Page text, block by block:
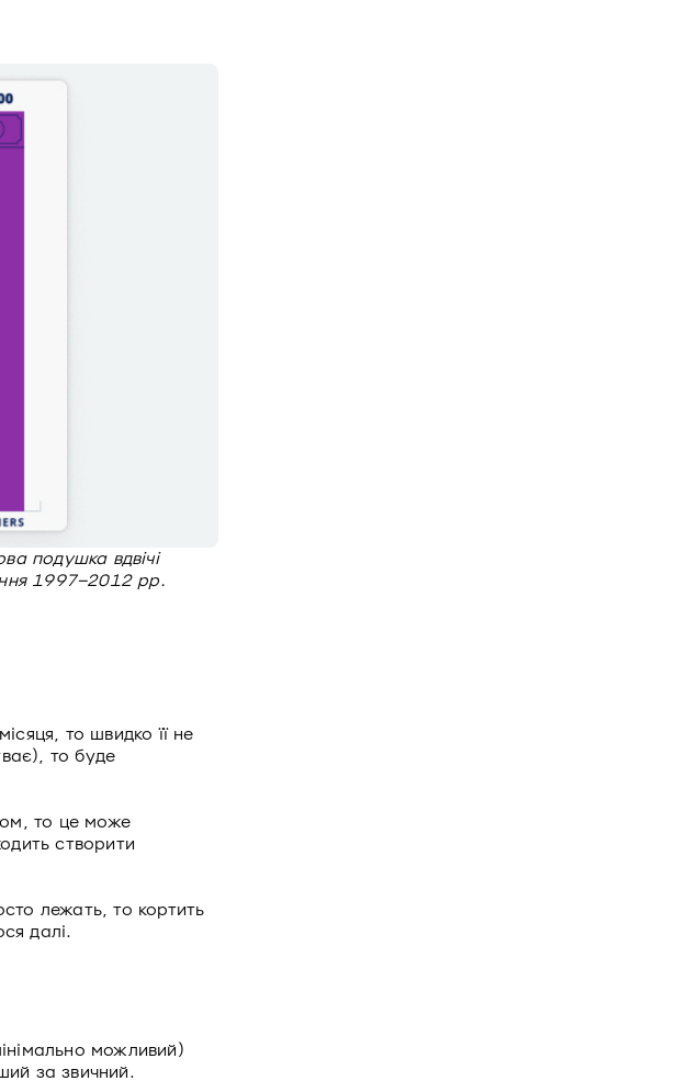
подушка вдвічі
1997–2012 рр.
то швидко її не
то буде
то це може
створити
лежать, то кортить
далі.
можливий)
за звичний.